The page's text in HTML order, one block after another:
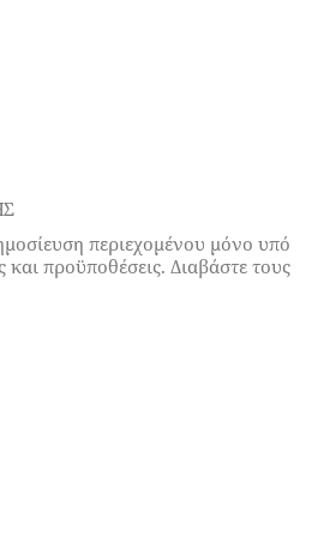
περιεχομένου μόνο υπό
προϋποθέσεις. Διαβάστε τους